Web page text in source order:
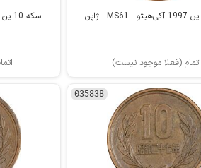
اتمام (فعلا موجود نیست)
سکه 10 ین 1998 آکی‌هیتو - AU50 - ژاپن
035838